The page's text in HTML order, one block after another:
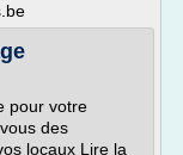
pour votre
des
locaux Lire la